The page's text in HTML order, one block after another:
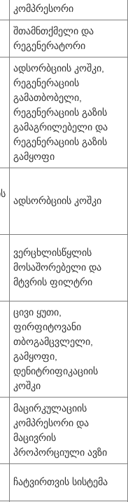
კომპრესორი
შთამნთქმელი და
რეგენერატორი
ადსორბციის კოშკი,
რეგენერაციის
გამათბობელი,
რეგენერაციის გაზის
გამაგრილებელი და
რეგენერაციის გაზის
გამყოფი
ადსორბციის კოშკი
ვერცხლისწყლის
მოსაშორებელი და
მტვრის ფილტრი
ცივი ყუთი,
ფირფიტოვანი
თბოგამცვლელი,
გამყოფი,
დენიტრიფიკაციის
კოშკი
მაცირკულაციის
კომპრესორი და
მაცივრის
პროპორციული ავზი
ჩატვირთვის სისტემა